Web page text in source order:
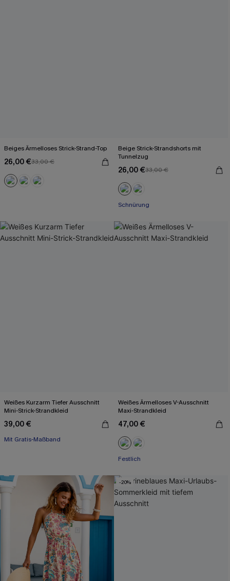
Beiges Ärmelloses Strick-Strand-Top
26,00 €33,00 €
Beige Strick-Strandshorts mit
Tunnelzug
26,00 €33,00 €
Schnürung
Weißes Kurzarm Tiefer Ausschnitt
Mini-Strick-Strandkleid
39,00 €
Mit Gratis-Maßband
Weißes Ärmelloses V-Ausschnitt
Maxi-Strandkleid
47,00 €
Festlich
-20%